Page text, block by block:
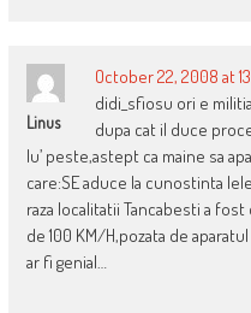
Linus
October 22, 2008 at
didi_sfiosu ori e
dupa cat il duce
lu’ peste,astept ca maine sa
care:SE aduce la cunostinta
raza localitatii Tancabesti a
de 100 KM/H,pozata de
ar fi genial…